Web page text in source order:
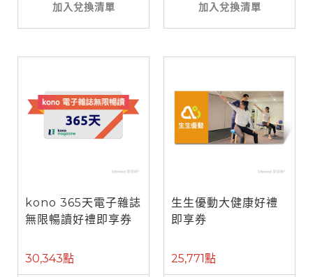
加入兌換清單 加入兌換清單
kono 365天電子雜誌
無限暢讀好禮即享券
30,343點
生生優動大健康好禮
即享券
25,771點